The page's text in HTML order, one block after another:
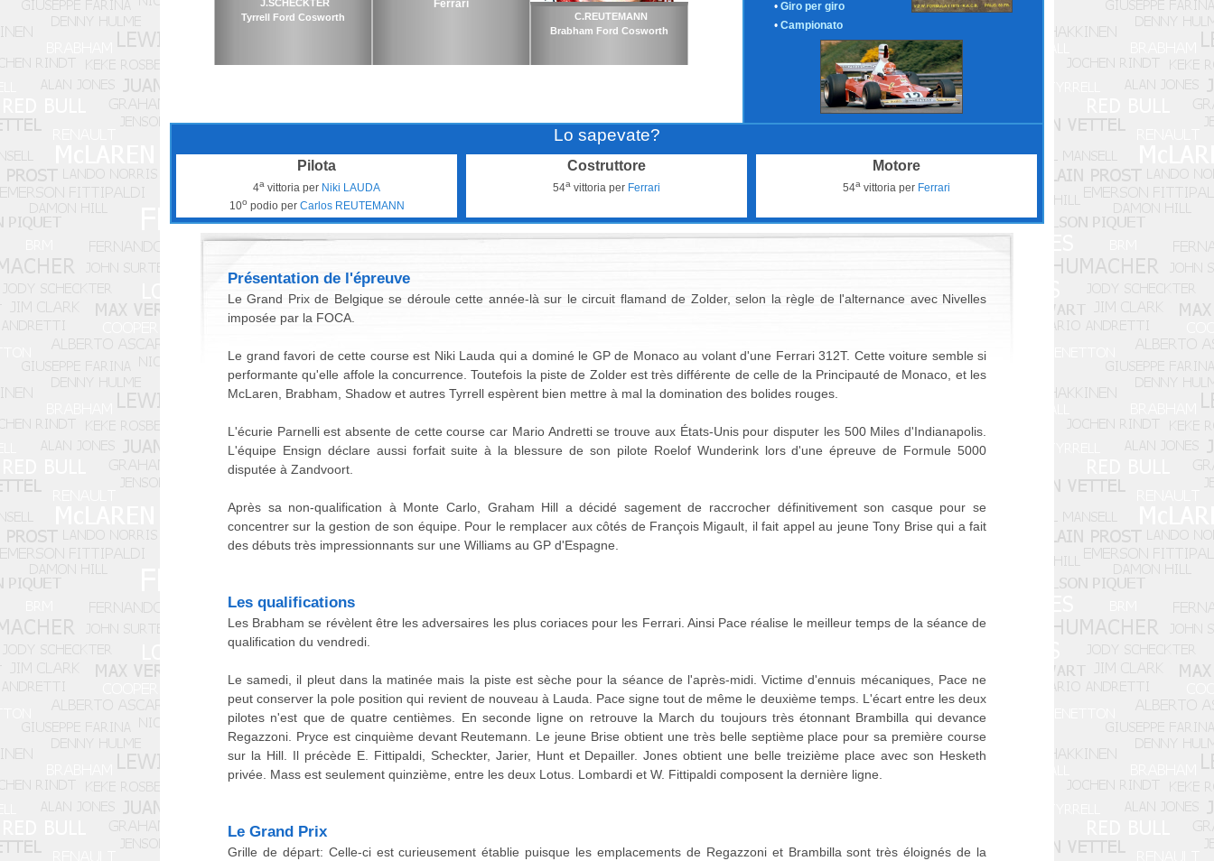
J.SCHECKTER
Tyrrell Ford Cosworth
Ferrari
C.REUTEMANN
Brabham Ford Cosworth
• Giro per giro
• Campionato
Lo sapevate?
Pilota
4a vittoria per Niki LAUDA
10o podio per Carlos REUTEMANN
Costruttore
54a vittoria per Ferrari
Motore
54a vittoria per Ferrari
Présentation de l'épreuve
Le Grand Prix de Belgique se déroule cette année-là sur le circuit flamand de Zolder, selon la règle de l'alternance avec Nivelles
imposée par la FOCA.
Le grand favori de cette course est Niki Lauda qui a dominé le GP de Monaco au volant d'une Ferrari 312T. Cette voiture semble si
performante qu'elle affole la concurrence. Toutefois la piste de Zolder est très différente de celle de la Principauté de Monaco, et les
McLaren, Brabham, Shadow et autres Tyrrell espèrent bien mettre à mal la domination des bolides rouges.
L'écurie Parnelli est absente de cette course car Mario Andretti se trouve aux États-Unis pour disputer les 500 Miles d'Indianapolis.
L'équipe Ensign déclare aussi forfait suite à la blessure de son pilote Roelof Wunderink lors d'une épreuve de Formule 5000
disputée à Zandvoort.
Après sa non-qualification à Monte Carlo, Graham Hill a décidé sagement de raccrocher définitivement son casque pour se
concentrer sur la gestion de son équipe. Pour le remplacer aux côtés de François Migault, il fait appel au jeune Tony Brise qui a fait
des débuts très impressionnants sur une Williams au GP d'Espagne.
Les qualifications
Les Brabham se révèlent être les adversaires les plus coriaces pour les Ferrari. Ainsi Pace réalise le meilleur temps de la séance de
qualification du vendredi.
Le samedi, il pleut dans la matinée mais la piste est sèche pour la séance de l'après-midi. Victime d'ennuis mécaniques, Pace ne
peut conserver la pole position qui revient de nouveau à Lauda. Pace signe tout de même le deuxième temps. L'écart entre les deux
pilotes n'est que de quatre centièmes. En seconde ligne on retrouve la March du toujours très étonnant Brambilla qui devance
Regazzoni. Pryce est cinquième devant Reutemann. Le jeune Brise obtient une très belle septième place pour sa première course
sur la Hill. Il précède E. Fittipaldi, Scheckter, Jarier, Hunt et Depailler. Jones obtient une belle treizième place avec son Hesketh
privée. Mass est seulement quinzième, entre les deux Lotus. Lombardi et W. Fittipaldi composent la dernière ligne.
Le Grand Prix
Grille de départ: Celle-ci est curieusement établie puisque les emplacements de Regazzoni et Brambilla sont très éloignés de la